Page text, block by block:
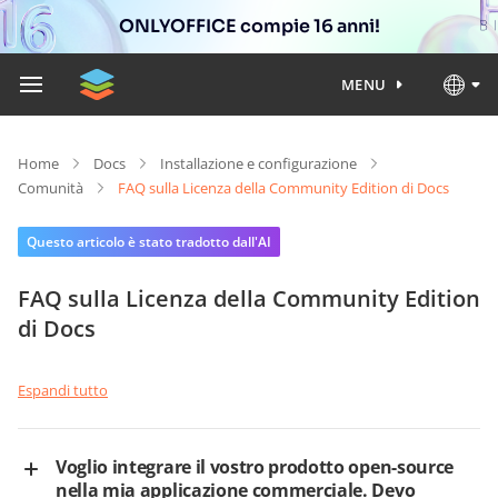
ONLYOFFICE compie 16 anni!
MENU
Home Docs
Installazione e configurazione
Comunità
FAQ sulla Licenza della Community Edition di Docs
Questo articolo è stato tradotto dall'AI
FAQ sulla Licenza della Community Edition
di Docs
Espandi tutto
Voglio integrare il vostro prodotto open-source
nella mia applicazione commerciale. Devo